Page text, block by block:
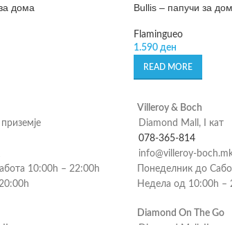
дома Bullis – папучи за
Flamingueo
1.590 ден
READ MORE
10:00h – 22:00h
Villeroy & Boch
Diamond Mall, I кат
078-365-814
info@villeroy-
Понеделник до
Недела од 10:00h –
Diamond On The Go